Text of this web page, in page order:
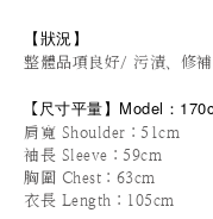
【狀況】
整體品項良好/ 污漬、修補
【 尺寸平量】 Model：
肩寬 Shoulder：51cm
袖長 Sleeve：59cm
胸圍 Chest：63cm
衣長 Length：105cm